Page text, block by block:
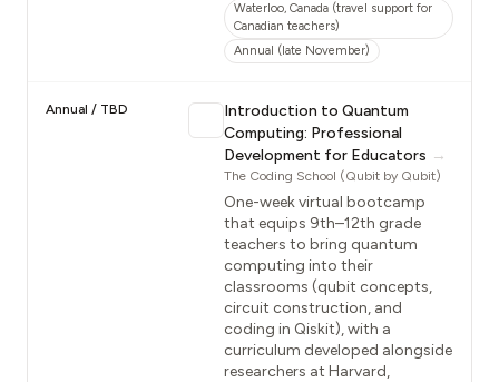
Waterloo, Canada (travel support for
Canadian teachers)
Annual (late November)
Annual / TBD
Introduction to Quantum
Computing: Professional
Development for Educators →
The Coding School (Qubit by Qubit)
One-week virtual bootcamp
that equips 9th–12th grade
teachers to bring quantum
computing into their
classrooms (qubit concepts,
circuit construction, and
coding in Qiskit), with a
curriculum developed alongside
researchers at Harvard,